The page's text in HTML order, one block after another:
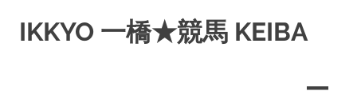
IKKYO 一橋★競馬 KEIBA